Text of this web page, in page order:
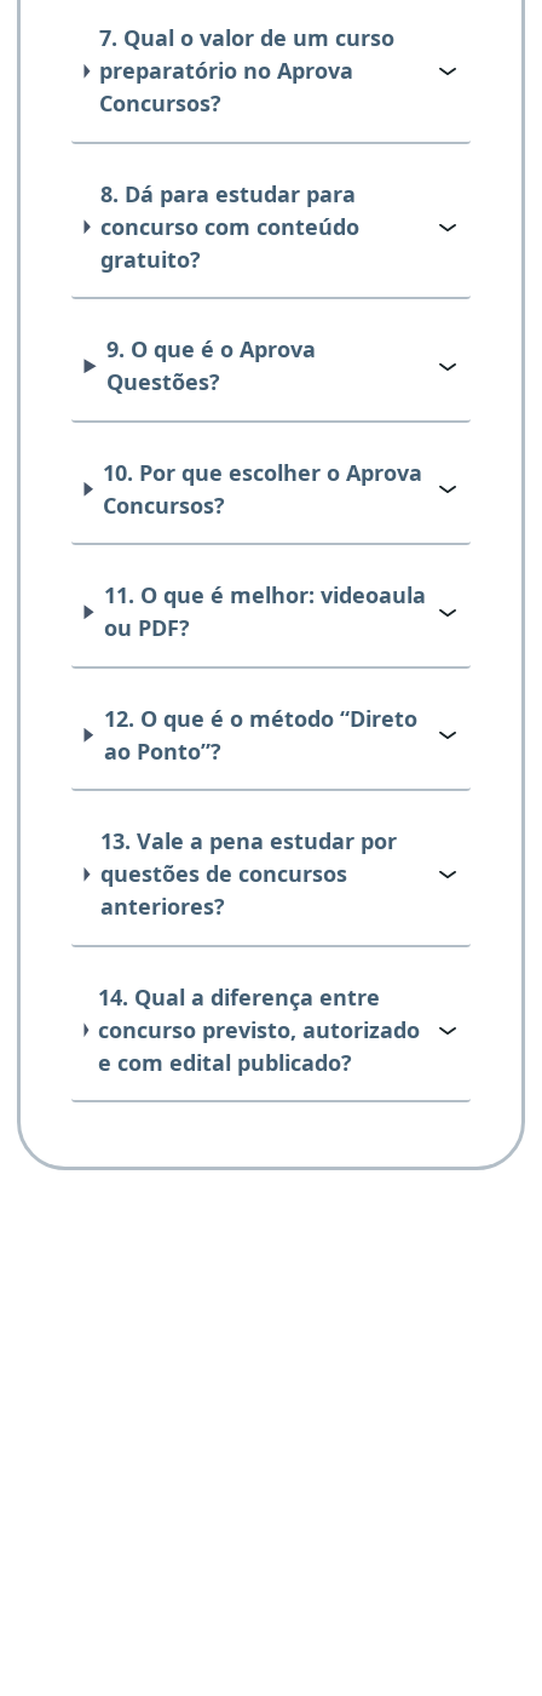
7. Qual o valor de um curso
preparatório no Aprova
Concursos?
8. Dá para estudar para
concurso com conteúdo
gratuito?
9. O que é o Aprova
Questões?
10. Por que escolher o Aprova
Concursos?
11. O que é melhor: videoaula
ou PDF?
12. O que é o método “Direto
ao Ponto”?
13. Vale a pena estudar por
questões de concursos
anteriores?
14. Qual a diferença entre
concurso previsto, autorizado
e com edital publicado?